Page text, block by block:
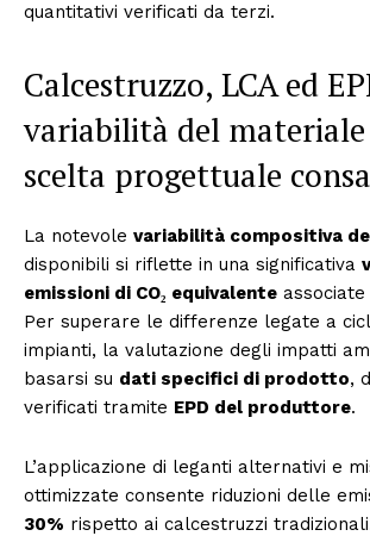
quantitativi verificati da terzi.
Calcestruzzo, LCA ed
variabilità del
scelta progettuale
La notevole variabilità compositiva
disponibili si riflette in una significativa
emissioni di CO₂ equivalente
Per superare le differenze legate a
impianti, la valutazione degli impatti
basarsi su dati specifici di prodotto,
verificati tramite EPD del produttore.
L’applicazione di leganti alternativi e
ottimizzate consente riduzioni delle
30% rispetto ai calcestruzzi